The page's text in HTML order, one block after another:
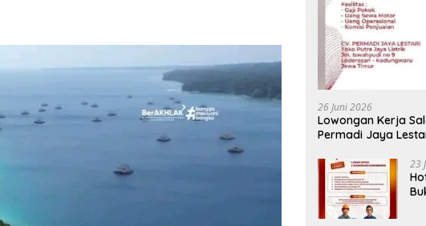
26 Juni 2026
Lowongan Kerja
Permadi Jaya
23